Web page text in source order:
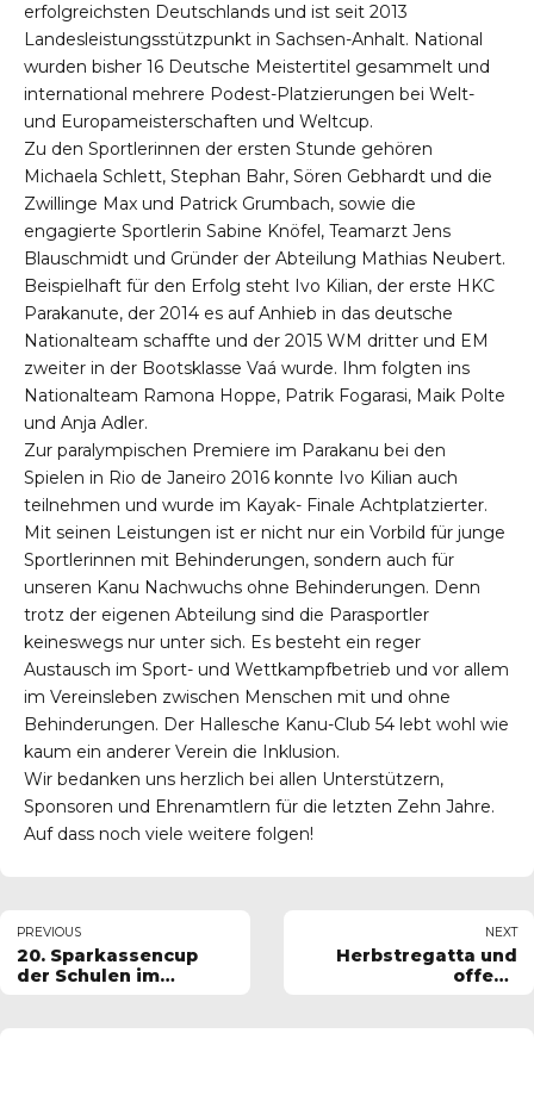
erfolgreichsten Deutschlands und ist seit 2013
Landesleistungsstützpunkt in Sachsen-Anhalt. National
wurden bisher 16 Deutsche Meistertitel gesammelt und
international mehrere Podest-Platzierungen bei Welt-
und Europameisterschaften und Weltcup.
Zu den Sportlerinnen der ersten Stunde gehören
Michaela Schlett, Stephan Bahr, Sören Gebhardt und die
Zwillinge Max und Patrick Grumbach, sowie die
engagierte Sportlerin Sabine Knöfel, Teamarzt Jens
Blauschmidt und Gründer der Abteilung Mathias Neubert.
Beispielhaft für den Erfolg steht Ivo Kilian, der erste HKC
Parakanute, der 2014 es auf Anhieb in das deutsche
Nationalteam schaffte und der 2015 WM dritter und EM
zweiter in der Bootsklasse Vaá wurde. Ihm folgten ins
Nationalteam Ramona Hoppe, Patrik Fogarasi, Maik Polte
und Anja Adler.
Zur paralympischen Premiere im Parakanu bei den
Spielen in Rio de Janeiro 2016 konnte Ivo Kilian auch
teilnehmen und wurde im Kayak- Finale Achtplatzierter.
Mit seinen Leistungen ist er nicht nur ein Vorbild für junge
Sportlerinnen mit Behinderungen, sondern auch für
unseren Kanu Nachwuchs ohne Behinderungen. Denn
trotz der eigenen Abteilung sind die Parasportler
keineswegs nur unter sich. Es besteht ein reger
Austausch im Sport- und Wettkampfbetrieb und vor allem
im Vereinsleben zwischen Menschen mit und ohne
Behinderungen. Der Hallesche Kanu-Club 54 lebt wohl wie
kaum ein anderer Verein die Inklusion.
Wir bedanken uns herzlich bei allen Unterstützern,
Sponsoren und Ehrenamtlern für die letzten Zehn Jahre.
Auf dass noch viele weitere folgen!
PREVIOUS
20. Sparkassencup
der Schulen im
NEXT
Herbstregatta und
offene